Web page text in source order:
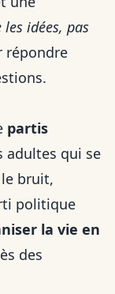
idées, pas
répondre
partis
adultes qui se
bruit,
politique
la vie en
des